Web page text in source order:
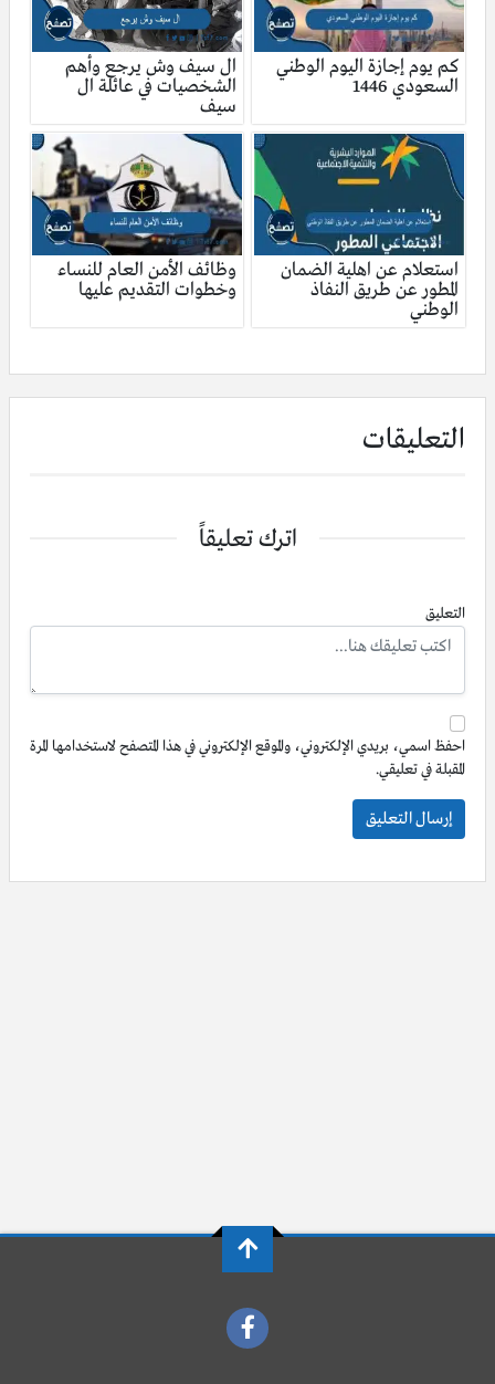
كم يوم إجازة اليوم الوطني
السعودي 1446
ال سيف وش يرجع وأهم
الشخصيات في عائلة ال
سيف
استعلام عن اهلية الضمان
المطور عن طريق النفاذ
الوطني
وظائف الأمن العام للنساء
وخطوات التقديم عليها
التعليقات
اترك تعليقاً
التعليق
احفظ اسمي، بريدي الإلكتروني، والموقع الإلكتروني في هذا المتصفح لاستخدامها المرة
المقبلة في تعليقي.